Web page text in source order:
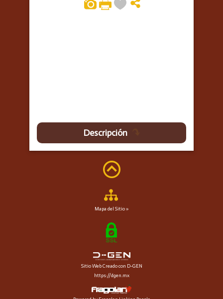
Descripción
Mapa del Sitio »
Sitio Web Creado con D-GEN
https://dgen.mx